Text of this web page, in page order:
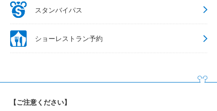
スタンバイパス
ショーレストラン予約
【ご注意ください】